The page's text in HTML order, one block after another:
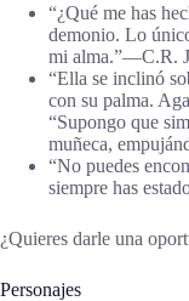
“¿Qué me has
demonio. Lo
mi alma.”―C.R.
“Ella se inclinó
con su palma.
“Supongo que
muñeca,
“No puedes
siempre has
¿Quieres darle una
Personajes